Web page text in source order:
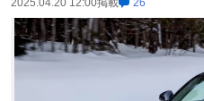
2025.04.20 12:00掲載 26